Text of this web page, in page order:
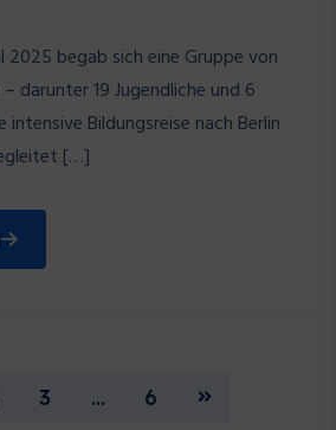
2025 begab sich eine Gruppe von
darunter 19 Jugendliche und 6
intensive Bildungsreise nach Berlin
[…]
3 … 6